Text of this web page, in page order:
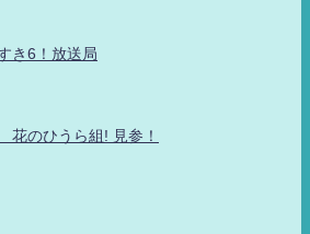
き6！放送局
のひうら組! 見参！